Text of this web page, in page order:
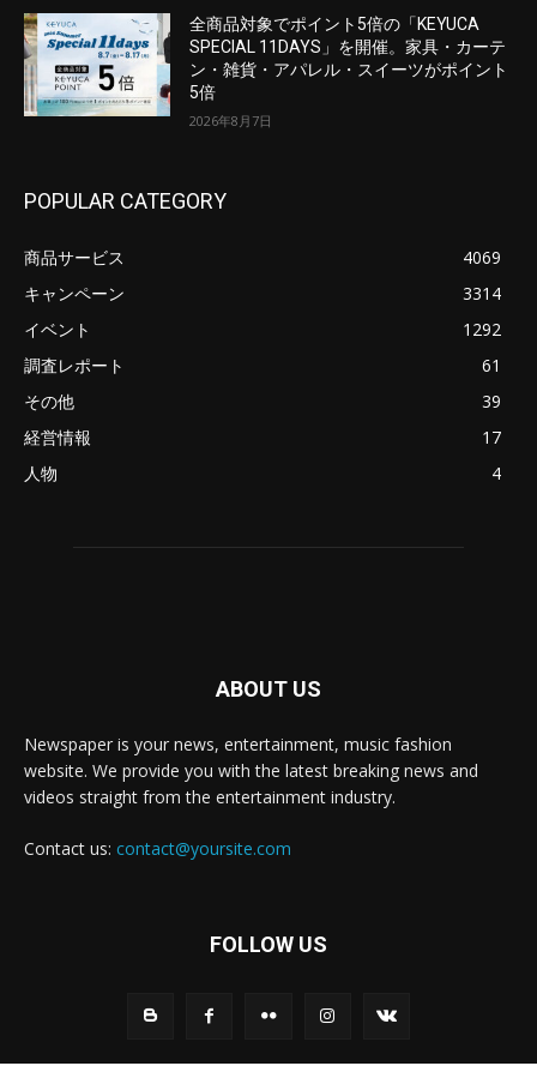
全商品対象でポイント5倍の「KEYUCA
SPECIAL 11DAYS」を開催。家具・カーテ
ン・雑貨・アパレル・スイーツがポイント
5倍
2026年8月7日
POPULAR CATEGORY
商品サービス
4069
キャンペーン
3314
イベント
1292
調査レポート
61
その他
39
経営情報
17
人物
4
ABOUT US
Newspaper is your news, entertainment, music fashion
website. We provide you with the latest breaking news and
videos straight from the entertainment industry.
Contact us: contact@yoursite.com
FOLLOW US